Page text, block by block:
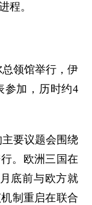
程。
领馆举行，伊
参加，历时约4
要议题会围绕
。欧洲三国在
底前与欧方就
制重启在联合